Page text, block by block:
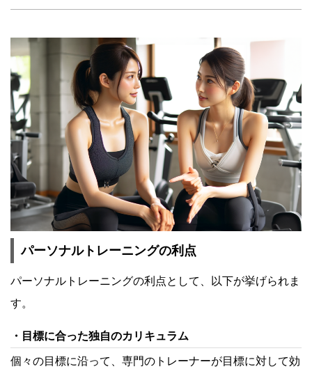
パーソナルトレーニングの利点
パーソナルトレーニングの利点として、以下が挙げられま
す。
目標に合った独自のカリキュラム
個々の目標に沿って、専門のトレーナーが目標に対して効